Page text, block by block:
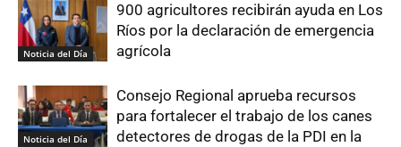
Noticia del Día
900 agricultores recibirán ayuda en Los
Ríos por la declaración de emergencia
agrícola
Noticia del Día
Consejo Regional aprueba recursos
para fortalecer el trabajo de los canes
detectores de drogas de la PDI en la